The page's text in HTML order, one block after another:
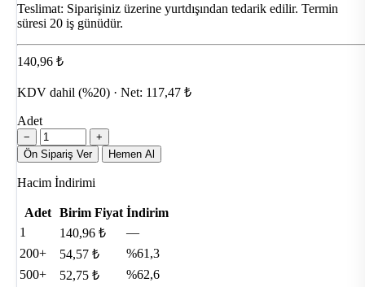
Teslimat: Siparişiniz üzerine yurtdışından tedarik edilir. Termin
süresi 20 iş günüdür.
140,96 ₺
KDV dahil (%20) · Net: 117,47 ₺
Adet
−
+
Ön Sipariş Ver
Hemen Al
Hacim İndirimi
Adet Birim Fiyat İndirim
1
140,96 ₺
—
200+
54,57 ₺
%61,3
500+
52,75 ₺
%62,6